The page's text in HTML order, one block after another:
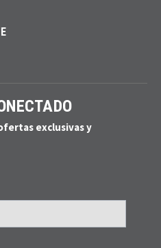
exclusivas y